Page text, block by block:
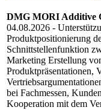
DMG MORI Additive
04.08.2026 -
Produktpositionierung
Schnittstellenfunktion
Marketing Erstellung
Produktpräsentationen,
bei Fachmessen,
Kooperation mit dem